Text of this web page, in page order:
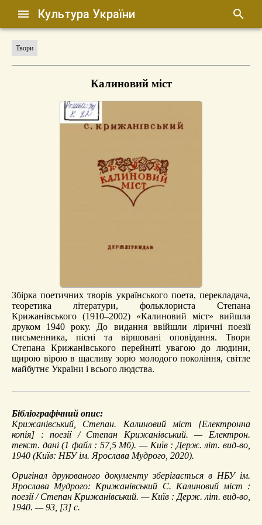
Культура України
Твори
Калиновий міст
Збірка поетичних творів українського поета, перекладача,
теоретика літератури, фольклориста Степана
Крижанівського (1910–2002) «Калиновий міст» вийшла
друком 1940 року. До видання ввійшли ліричні поезії
письменника, пісні та віршовані оповідання. Твори
Степана Крижанівського перейняті увагою до людини,
щирою вірою в щасливу зорю молодого покоління, світле
майбутнє України і всього людства.
Бібліографічний опис:
Крижанівський, Степан. Калиновий міст [Електронна
копія] : поезії / Степан Крижанівський. — Електрон.
текст. дані (1 файл : 57,5 Мб). — Київ : Держ. літ. вид-во,
1940 (Київ: НБУ ім. Ярослава Мудрого, 2020).
Оригінал друкованого документу зберігається в НБУ ім.
Ярослава Мудрого: Крижанівський С. Калиновий міст :
поезії / Степан Крижанівський. — Київ : Держ. літ. вид-во,
1940. — 93, [3] с.